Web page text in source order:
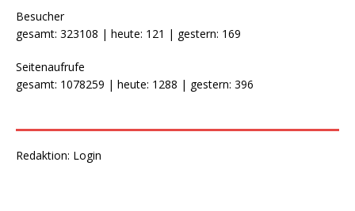
Besucher
gesamt: 323108 | heute: 121 | gestern: 169
Seitenaufrufe
gesamt: 1078259 | heute: 1288 | gestern: 396
Redaktion: Login